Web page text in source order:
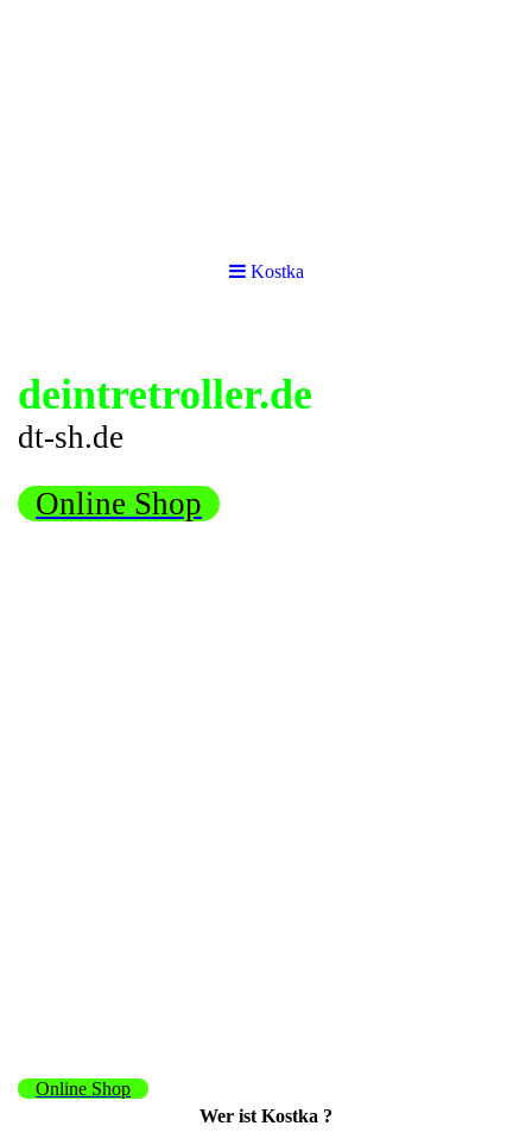
Kostka
deintretroller.de
dt-sh.de
Online Shop
Online Shop
Wer ist Kostka ?